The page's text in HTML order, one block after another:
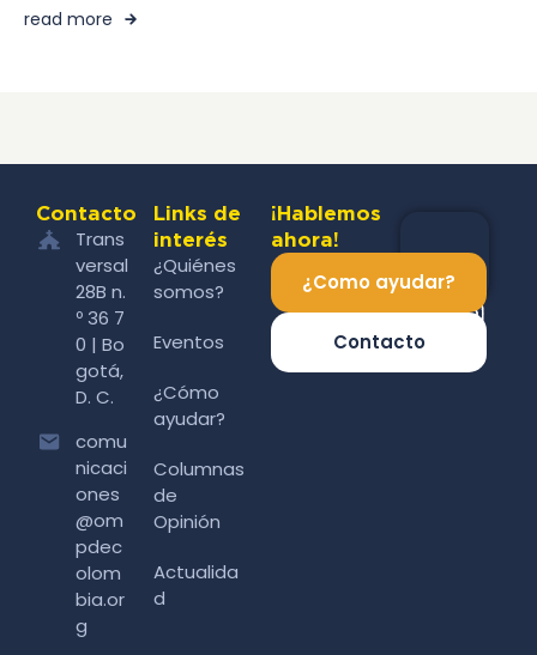
read more
Contacto
Trans
versal
28B n.
º 36 7
0 | Bo
gotá,
D. C.
comu
nicaci
ones
@om
pdec
olom
bia.or
g
Links de
interés
¿Quiénes
somos?
Eventos
¿Cómo
ayudar?
Columnas
de
Opinión
Actualida
d
¡Hablemos
ahora!
¿Como ayudar?
Contacto